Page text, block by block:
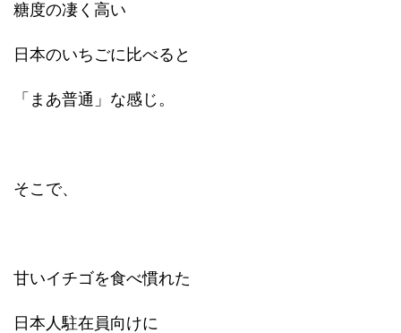
糖度の凄く高い
日本のいちごに比べると
「まあ普通」な感じ。
そこで、
甘いイチゴを食べ慣れた
日本人駐在員向けに